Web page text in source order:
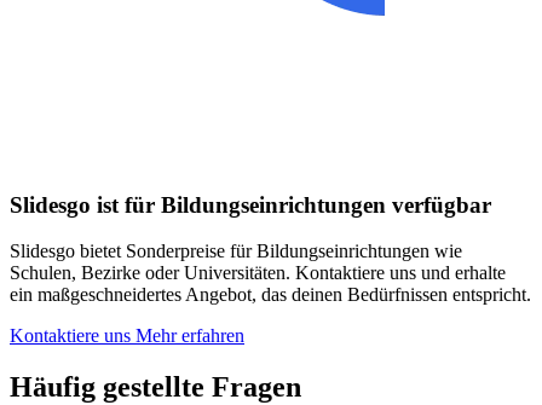
Slidesgo ist für Bildungseinrichtungen verfügbar
Slidesgo bietet Sonderpreise für Bildungseinrichtungen wie
Schulen, Bezirke oder Universitäten. Kontaktiere uns und erhalte
ein maßgeschneidertes Angebot, das deinen Bedürfnissen entspricht.
Kontaktiere uns Mehr erfahren
Häufig gestellte Fragen